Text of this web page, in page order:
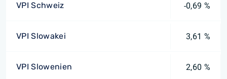
VPI Schweiz -0,69 %
VPI Slowakei 3,61 %
VPI Slowenien 2,60 %